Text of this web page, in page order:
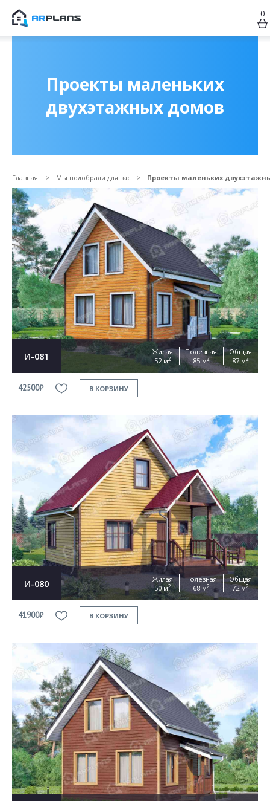
0
Проекты маленьких
двухэтажных домов
Главная Мы подобрали для вас Проекты маленьких
И-081
Жилая
52 м2
Полезная
85 м2
Общая
87 м2
42500₽ В КОРЗИНУ
И-080
Жилая
50 м2
Полезная
68 м2
Общая
72 м2
41900₽ В КОРЗИНУ
Прикрепить файл
Согласен на обработку персональных данных
This site is protected by reCAPTCHA and the Google Privacy PolicyandTerms of Service
ОТПРАВИТЬ
Продолжить покупки